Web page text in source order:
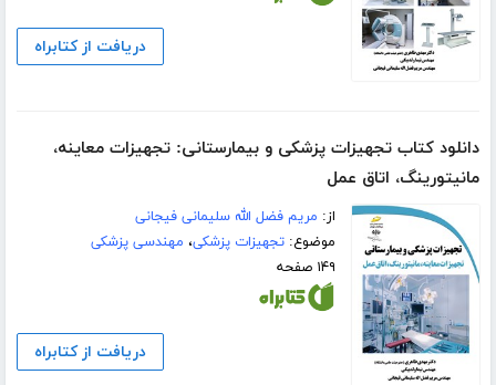
دریافت از کتابراه
دانلود کتاب تجهیزات پزشکی و بیمارستانی: تجهیزات معاینه،
مانیتورینگ، اتاق عمل
از: مریم فضل الله سلیمانی فیجانی
موضوع:تجهیزات پزشکی، مهندسی پزشکی
۱۴۹ صفحه
دریافت از کتابراه